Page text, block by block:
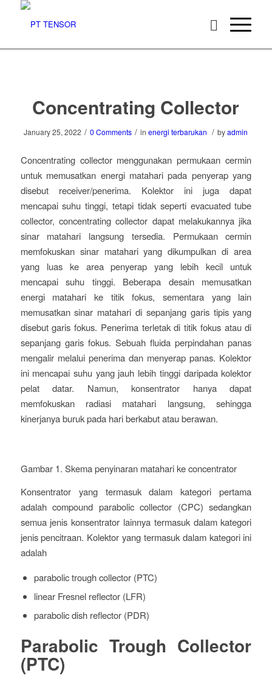
Concentrating Collector
January 25, 2022 / 0 Comments / inenergi terbarukan / byadmin
Concentrating collector menggunakan permukaan cermin
untuk memusatkan energi matahari pada penyerap yang
disebut receiver/penerima. Kolektor ini juga dapat
mencapai suhu tinggi, tetapi tidak seperti evacuated tube
collector, concentrating collector dapat melakukannya jika
sinar matahari langsung tersedia. Permukaan cermin
memfokuskan sinar matahari yang dikumpulkan di area
yang luas ke area penyerap yang lebih kecil untuk
mencapai suhu tinggi. Beberapa desain memusatkan
energi matahari ke titik fokus, sementara yang lain
memusatkan sinar matahari di sepanjang garis tipis yang
disebut garis fokus. Penerima terletak di titik fokus atau di
sepanjang garis fokus. Sebuah fluida perpindahan panas
mengalir melalui penerima dan menyerap panas. Kolektor
ini mencapai suhu yang jauh lebih tinggi daripada kolektor
pelat datar. Namun, konsentrator hanya dapat
memfokuskan radiasi matahari langsung, sehingga
kinerjanya buruk pada hari berkabut atau berawan.
Gambar 1. Skema penyinaran matahari ke concentrator
Konsentrator yang termasuk dalam kategori pertama
adalah compound parabolic collector (CPC) sedangkan
semua jenis konsentrator lainnya termasuk dalam kategori
jenis pencitraan. Kolektor yang termasuk dalam kategori ini
adalah
parabolic trough collector (PTC)
linear Fresnel reflector (LFR)
parabolic dish reflector (PDR)
Parabolic Trough Collector
(PTC)